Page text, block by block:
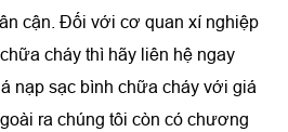
cận. Đối với cơ quan xí nghiệp
cháy thì hãy liên hệ ngay
nạp sạc bình chữa cháy với giá
ra chúng tôi còn có chương